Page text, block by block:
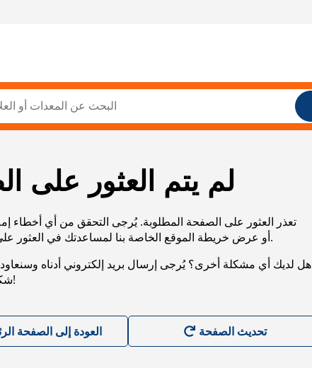
لم يتم العثور على
تعذر العثور على الصفحة المطلوبة. يُرجى التحقق من أي أخطاء
URL، أو عرض خريطة الموقع الخاصة بنا لمساعدتك في العثور على ما تريد.
هل لديك أي مشكلة أخرى؟ يُرجى إرسال بريد إلكتروني أدناه
شكرًا على صبرك!
العودة إلى الصفحة